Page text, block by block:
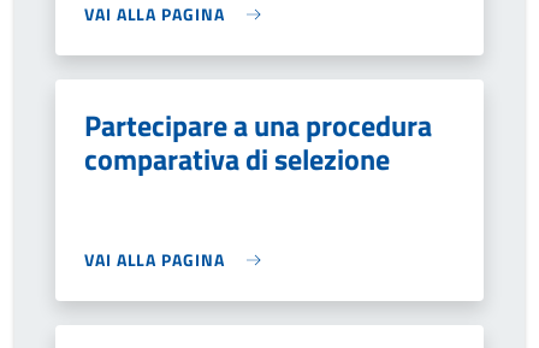
VAI ALLA PAGINA
Partecipare a una procedura
comparativa di selezione
VAI ALLA PAGINA